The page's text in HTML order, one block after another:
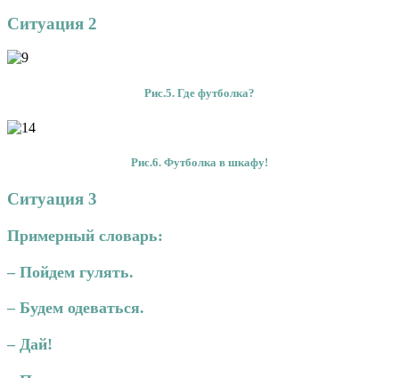
Ситуация 2
Рис.5. Где футболка?
Рис.6. Футболка в шкафу!
Ситуация 3
Примерный словарь:
– Пойдем гулять.
– Будем одеваться.
– Дай!